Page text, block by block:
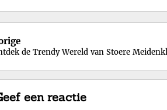
de Trendy Wereld van Stoere
een reactie